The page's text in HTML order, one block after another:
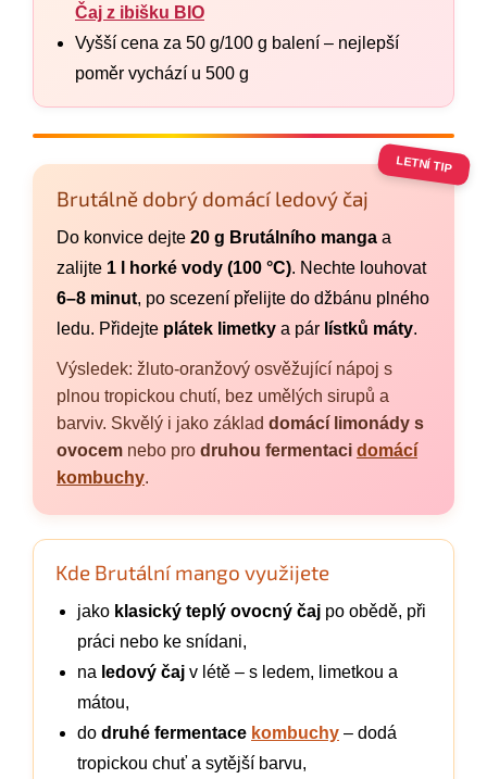
Čaj z ibišku BIO
Vyšší cena za 50 g/100 g balení – nejlepší
poměr vychází u 500 g
LETNÍ TIP
Brutálně dobrý domácí ledový čaj
Do konvice dejte 20 g Brutálního manga a
zalijte 1 l horké vody (100 °C). Nechte louhovat
6–8 minut, po scezení přelijte do džbánu plného
ledu. Přidejte plátek limetky a pár lístků máty.
Výsledek: žluto-oranžový osvěžující nápoj s
plnou tropickou chutí, bez umělých sirupů a
barviv. Skvělý i jako základ domácí limonády s
ovocem nebo pro druhou fermentaci domácí
kombuchy.
Kde Brutální mango využijete
jako klasický teplý ovocný čaj po obědě, při
práci nebo ke snídani,
na ledový čaj v létě – s ledem, limetkou a
mátou,
do druhé fermentace kombuchy – dodá
tropickou chuť a sytější barvu,